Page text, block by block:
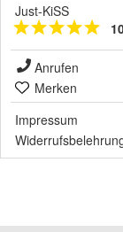
Just-KiSS
Anrufen
Merken
Impressum